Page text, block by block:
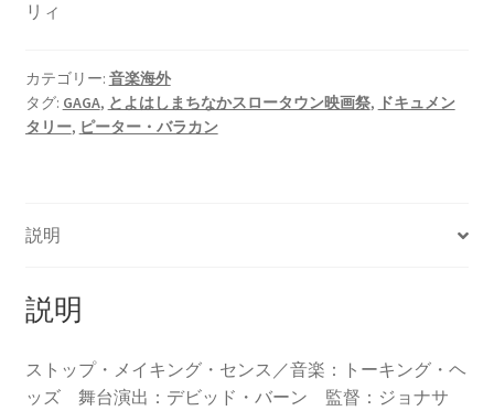
リィ
カテゴリー: 音楽海外
タグ: GAGA, とよはしまちなかスロータウン映画祭, ドキュメン
タリー, ピーター・バラカン
説明
説明
ストップ・メイキング・センス／音楽：トーキング・ヘ
ッズ 舞台演出：デビッド・バーン 監督：ジョナサ